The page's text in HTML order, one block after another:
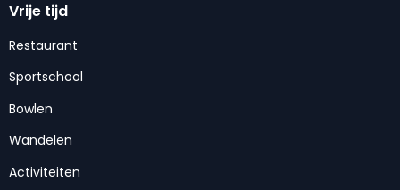
Vrije tijd
Restaurant
Sportschool
Bowlen
Wandelen
Activiteiten